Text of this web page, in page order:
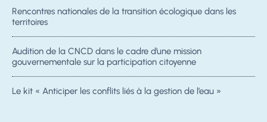
Rencontres nationales de la transition écologique dans les
territoires
Audition de la CNCD dans le cadre d’une mission
gouvernementale sur la participation citoyenne
Le kit « Anticiper les conflits liés à la gestion de l’eau »